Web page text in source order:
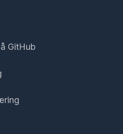
GitHub